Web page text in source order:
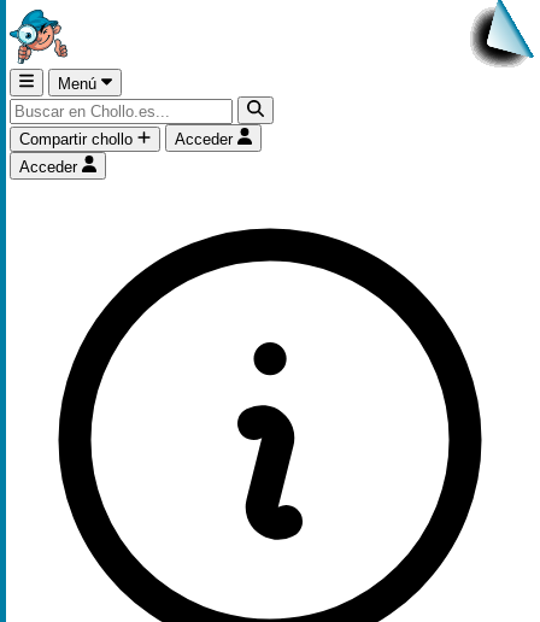
Menú
Compartir chollo
Acceder
Acceder